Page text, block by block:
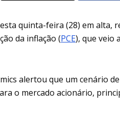
quinta-feira (28) em alta,
da inflação (PCE), que veio
alertou que um cenário
o mercado acionário,